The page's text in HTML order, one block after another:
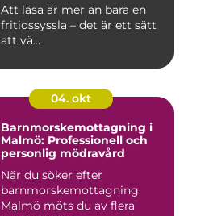
Att läsa är mer än bara en
fritidssyssla – det är ett sätt
att vä...
04. okt
Barnmorskemottagning i
Malmö: Professionell och
personlig mödravård
När du söker efter
barnmorskemottagning
Malmö möts du av flera